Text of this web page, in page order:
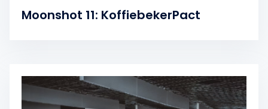
Moonshot 11: KoffiebekerPact